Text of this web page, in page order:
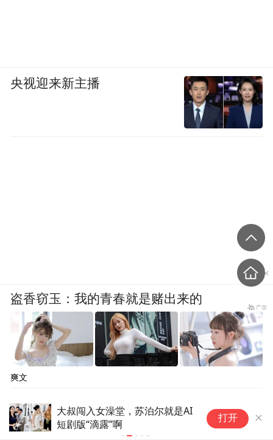
大叔闯入女澡堂，苏泊尔就是AI
短剧版“滴露”啊
打开
央视迎来新主播
盗香窃玉：我的青春就是赌出来的
爽文